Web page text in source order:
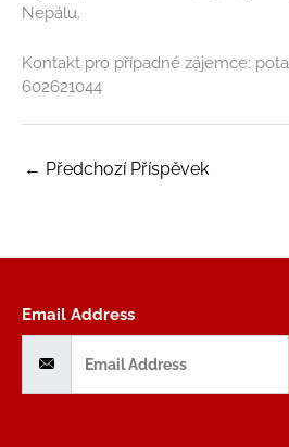
Nepálu.
Kontakt pro případné zájemce:
602621044
← Předchozí Příspěvek
Email Address